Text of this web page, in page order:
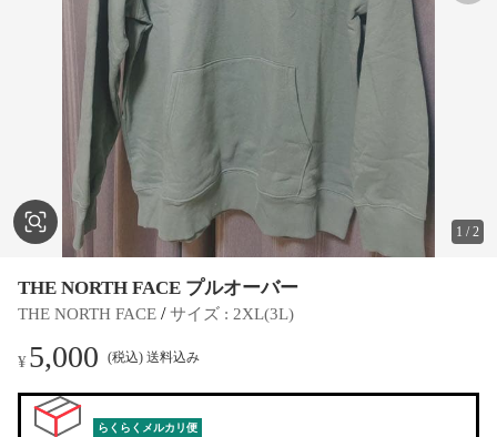
1 /2
THE NORTH FACE プルオーバー
THE NORTH FACE / サイズ : 2XL(3L)
¥5,000 (税込) 送料込み
らくらくメルカリ便